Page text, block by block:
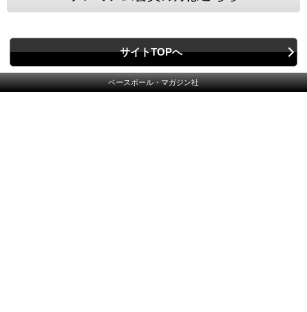
サイトTOPへ
ベースボール・マガジン社